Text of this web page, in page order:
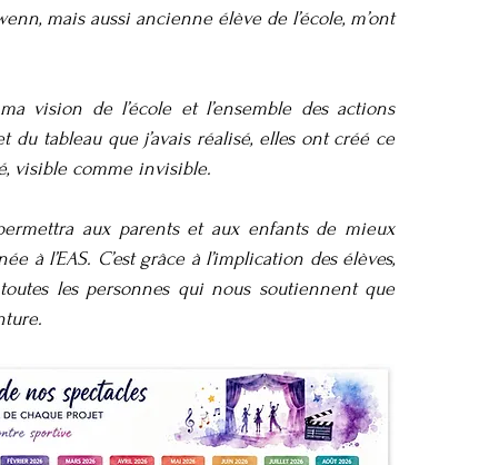
mais aussi ancienne élève de l’école, m’ont
vision de l’école et l’ensemble des actions
tableau que j’avais réalisé, elles ont créé ce
visible comme invisible.
aux parents et aux enfants de mieux
à l’EAS. C’est grâce à l’implication des élèves,
les personnes qui nous soutiennent que